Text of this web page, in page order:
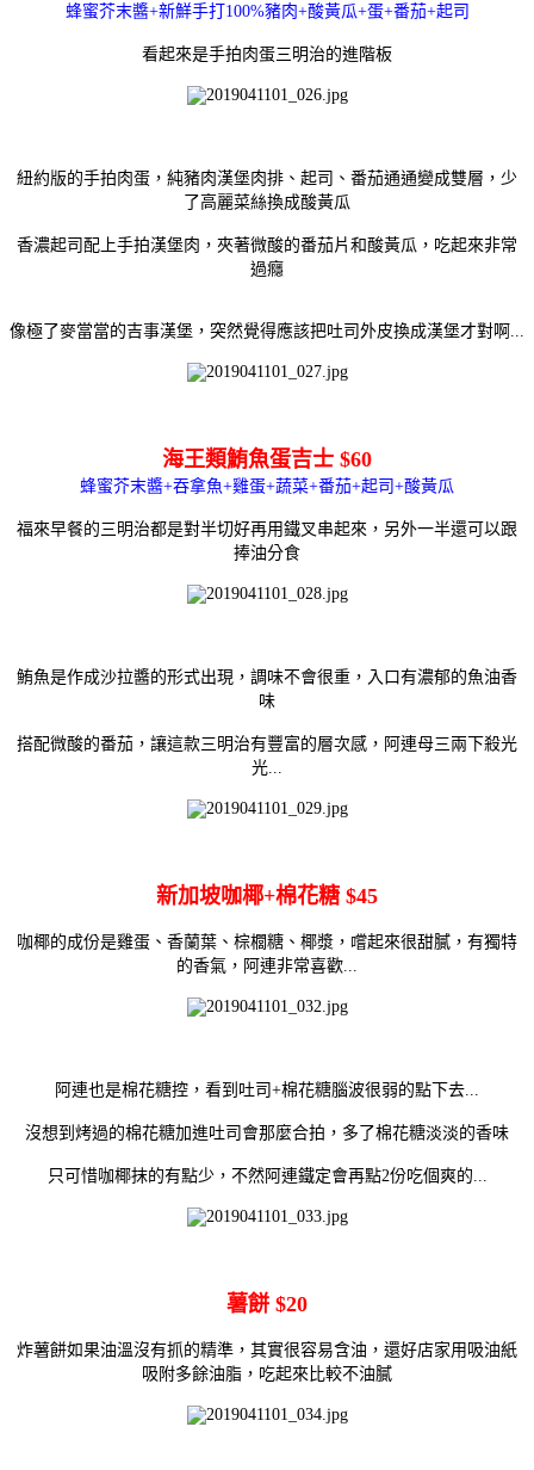
蜂蜜芥末醬+新鮮手打100%豬肉+酸黃瓜+蛋+番茄+起司
看起來是手拍肉蛋三明治的進階板
紐約版的手拍肉蛋，純豬肉漢堡肉排、起司、番茄通通變成雙層，少
了高麗菜絲換成酸黃瓜
香濃起司配上手拍漢堡肉，夾著微酸的番茄片和酸黃瓜，吃起來非常
過癮
像極了麥當當的吉事漢堡， 突然覺得應該把吐司外皮換成漢堡才對啊...
海王類鮪魚蛋吉士 $60
蜂蜜芥末醬+吞拿魚+雞蛋+蔬菜+番茄+起司+酸黃瓜
福來早餐的三明治都是對半切好再用鐵叉串起來，另外一半還可以跟
捧油分食
鮪魚是作成沙拉醬的形式出現，調味不會很重， 入口有濃郁的魚油香
味
搭配微酸的番茄，讓這款三明治有豐富的層次感，阿連母三兩下殺光
光...
新加坡咖椰+棉花糖 $45
咖椰的成份是雞蛋、香蘭葉、棕櫚糖、椰漿，嚐起來很甜膩，有獨特
的香氣，阿連非常喜歡...
阿連也是棉花糖控，看到吐司+棉花糖腦波很弱的點下去...
沒想到 烤過的棉花糖加進吐司會那麼合拍， 多了棉花糖淡淡的香味
只可惜咖椰抹的有點少，不然阿連鐵定會再點2份吃個爽的...
薯餅 $20
炸薯餅如果油溫沒有抓的精準，其實很容易含油，還好店家用吸油紙
吸附多餘油脂，吃起來比較不油膩